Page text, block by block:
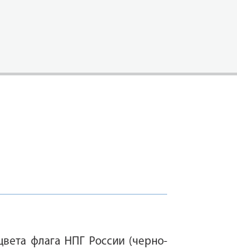
флага НПГ России (черно-